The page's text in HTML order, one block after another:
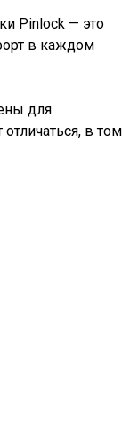
Pinlock — это
в каждом
для
в том